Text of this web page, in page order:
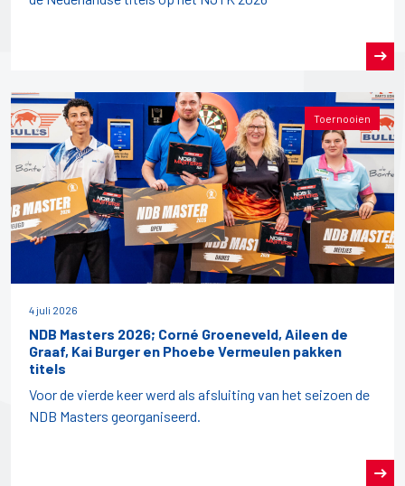
Toernooien
4 juli 2026
NDB Masters 2026; Corné Groeneveld, Aileen de
Graaf, Kai Burger en Phoebe Vermeulen pakken
titels
Voor de vierde keer werd als afsluiting van het seizoen de
NDB Masters georganiseerd.